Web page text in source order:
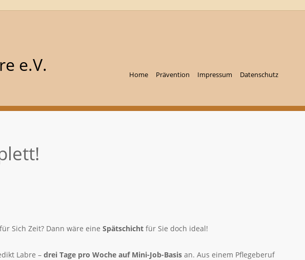
e.V.
Home Prävention Impressum Datenschutz
Sich Zeit? Dann wäre eineSpätschicht für Sie doch ideal!
Labre –drei Tage pro Woche auf Mini-Job-Basis an. Aus einem Pflegeberuf